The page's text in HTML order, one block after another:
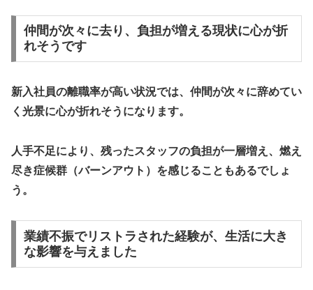
仲間が次々に去り、負担が増える現状に心が折
れそうです
新入社員の離職率が高い状況では、仲間が次々に辞めてい
く光景に心が折れそうになります。
人手不足により、残ったスタッフの負担が一層増え、燃え
尽き症候群（バーンアウト）を感じることもあるでしょ
う。
業績不振でリストラされた経験が、生活に大き
な影響を与えました